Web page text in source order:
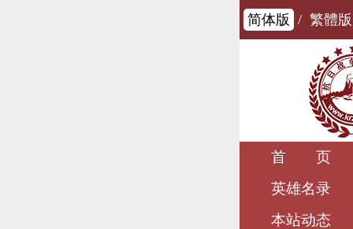
简体版 / 繁體版
首 页
英雄名录
本站动态